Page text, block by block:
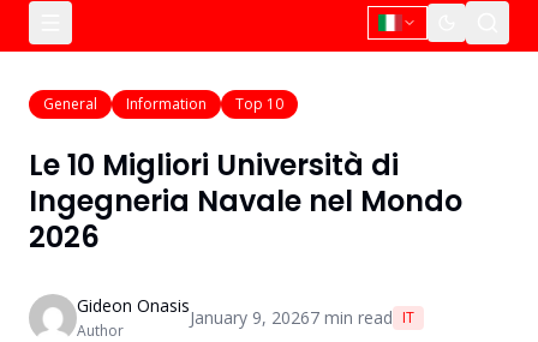
General Information Top 10
Le 10 Migliori Università di
Ingegneria Navale nel Mondo
2026
Gideon Onasis
Author
January 9, 20267 min read IT